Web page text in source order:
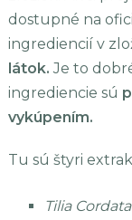
dostupné na
ingrediencií v
látok.Je to
ingrediencie sú
vykúpením.
Tu sú štyri
Tilia